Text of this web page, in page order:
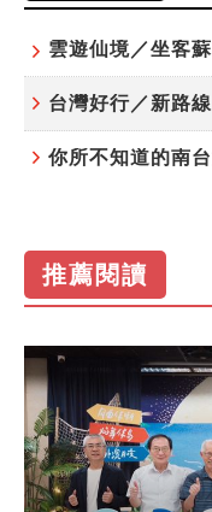
雲遊仙境／坐客
你所不知道的南
推薦閱讀